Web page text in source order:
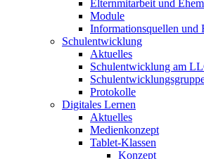
Elternmitarbeit und
Module
Informationsquellen und
Schulentwicklung
Aktuelles
Schulentwicklung am
Protokolle
Digitales Lernen
Aktuelles
Medienkonzept
Tablet-Klassen
Konzept